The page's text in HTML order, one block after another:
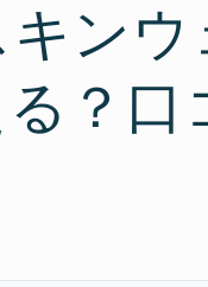
ンウ
？口